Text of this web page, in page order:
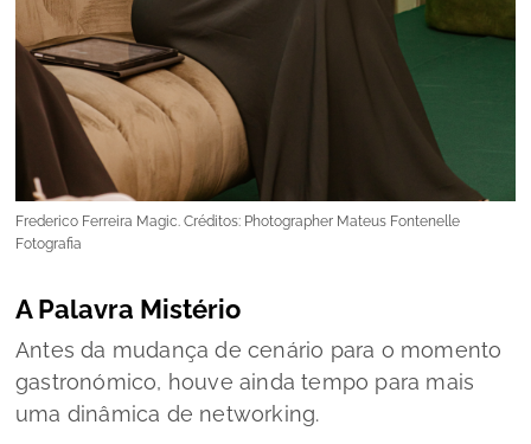
Frederico Ferreira Magic. Créditos: Photographer Mateus Fontenelle
Fotografia
A Palavra Mistério
Antes da mudança de cenário para o momento
gastronómico, houve ainda tempo para mais
uma dinâmica de networking.